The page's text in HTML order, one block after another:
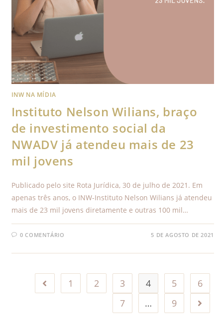
INW NA MÍDIA
Instituto Nelson Wilians, braço
de investimento social da
NWADV já atendeu mais de 23
mil jovens
Publicado pelo site Rota Jurídica, 30 de julho de 2021. Em
apenas três anos, o INW-Instituto Nelson Wilians já atendeu
mais de 23 mil jovens diretamente e outras 100 mil…
0 COMENTÁRIO 5 DE AGOSTO DE 2021
1 2 3 4 5
6
7
… 9